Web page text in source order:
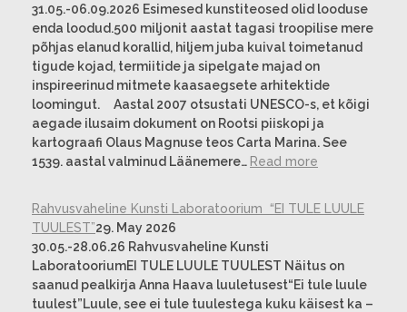
31.05.-06.09.2026 Esimesed kunstiteosed olid looduse
enda loodud.500 miljonit aastat tagasi troopilise mere
põhjas elanud korallid, hiljem juba kuival toimetanud
tigude kojad, termiitide ja sipelgate majad on
inspireerinud mitmete kaasaegsete arhitektide
loomingut. Aastal 2007 otsustati UNESCO-s, et kõigi
aegade ilusaim dokument on Rootsi piiskopi ja
kartograafi Olaus Magnuse teos Carta Marina. See
1539. aastal valminud Läänemere… Read more
Rahvusvaheline Kunsti Laboratoorium “EI TULE LUULE
TUULEST”29. May 2026
30.05.-28.06.26 Rahvusvaheline Kunsti
LaboratooriumEI TULE LUULE TUULEST Näitus on
saanud pealkirja Anna Haava luuletusest“Ei tule luule
tuulest”Luule, see ei tule tuulestega kuku käisest ka –